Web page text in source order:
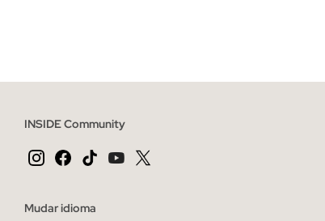
INSIDE Community
Mudar idioma